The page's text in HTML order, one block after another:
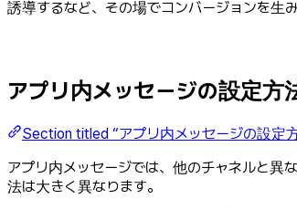
誘導するなど、その場でコンバージョンを生
アプリ内メッセージの設定方
Section titled “アプリ内メッセージの設定
アプリ内メッセージでは、他のチャネルと異
法は大きく異なります。